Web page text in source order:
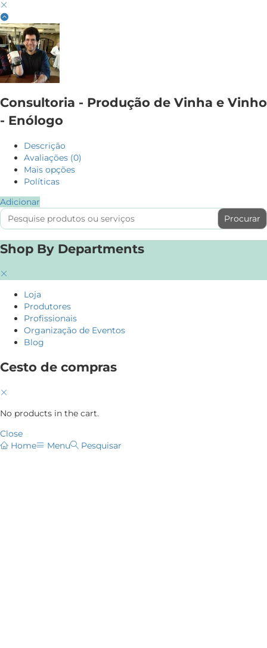
Consultoria - Produção de Vinha e Vinho
- Enólogo
Descrição
Avaliações (0)
Mais opções
Políticas
Adicionar
Search
for:
Shop By Departments
Loja
Produtores
Profissionais
Organização de Eventos
Blog
Cesto de compras
No products in the cart.
Close
Home
Menu Pesquisar